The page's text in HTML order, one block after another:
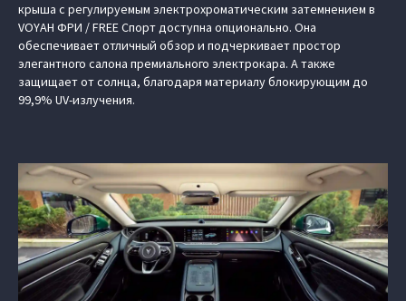
крыша с регулируемым электрохроматическим затемнением в
VOYAH ФРИ / FREE Спорт доступна опционально. Она
обеспечивает отличный обзор и подчеркивает простор
элегантного салона премиального электрокара. А также
защищает от солнца, благодаря материалу блокирующим до
99,9% UV-излучения.